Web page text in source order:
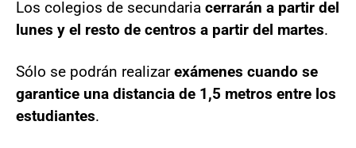
Los colegios de secundaria cerrarán a partir del
lunes y el resto de centros a partir del martes.
Sólo se podrán realizarexámenes cuando se
garantice una distancia de 1,5 metros entre los
estudiantes.